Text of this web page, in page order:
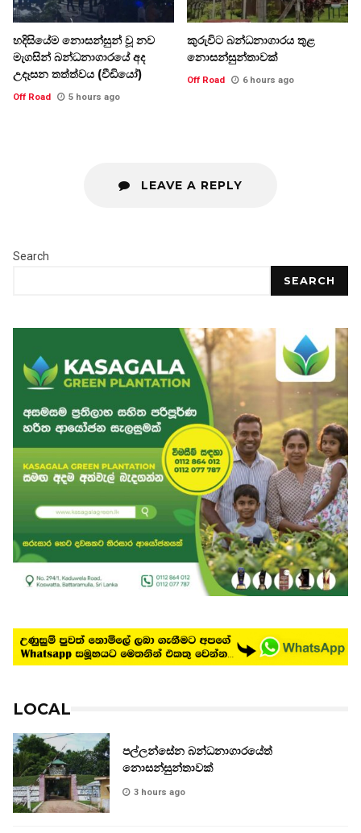
හදිසියේම නොසන්සුන් වූ නව
මැගසින් බන්ධනාගාරයේ අද
උදෑසන තත්ත්වය (වීඩියෝ)
Off Road 5 hours ago
කුරුවිට බන්ධනාගාරය තුළ
නොසන්සුන්තාවක්
Off Road 6 hours ago
LEAVE A REPLY
Search
SEARCH
LOCAL
පල්ලන්සේන බන්ධනාගාරයේත්
නොසන්සුන්තාවක්
3 hours ago